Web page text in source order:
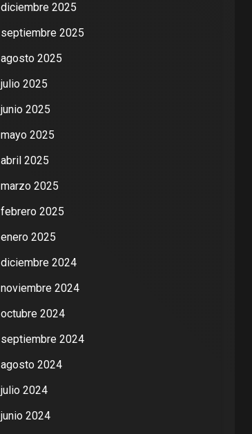
diciembre 2025
septiembre 2025
agosto 2025
julio 2025
junio 2025
mayo 2025
abril 2025
marzo 2025
febrero 2025
enero 2025
diciembre 2024
noviembre 2024
octubre 2024
septiembre 2024
agosto 2024
julio 2024
junio 2024